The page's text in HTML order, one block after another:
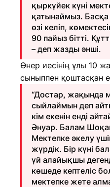
қыркүйек күні
қатынаймыз.
өзі келіп,
90 пайыз бітті.
– деп жазды әнші.
Өнер иесінің ұлы 10
сыныппен қоштасқан
“Достар, жақында
сыйлаймын деп
кім екенін енді
Әнуар. Балам
Мектепке әкелу
жүрдік. Бір күні
үй алайықшы
көшеде кептеліс
мектепке жете